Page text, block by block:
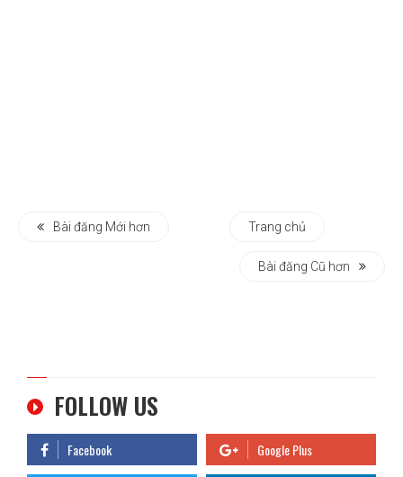
Bài đăng Mới hơn Trang chủ
Bài đăng Cũ hơn
FOLLOW US